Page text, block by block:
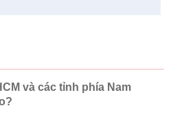
và các tỉnh phía Nam